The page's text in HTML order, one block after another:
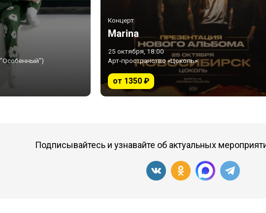
Концерт
Marina
25 октября, 18:00
Арт-пространство «Цоколь»
от 1350 ₽
Подписывайтесь и узнавайте об актуальных